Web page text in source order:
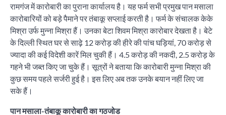
रामगंज में कारोबारी का पुराना कार्यालय है। यह फर्म सभी प्रमुख पान मसाला
कारोबारियों को बड़े पैमाने पर तंबाकू सप्लाई करती है। फर्म के संचालक केके
मिश्रा उर्फ मुन्ना मिश्रा हैं। उनका बेटा शिवम मिश्रा कारोबार देखता है। बेटे
के दिल्ली स्थित घर से साढ़े 12 करोड़ की हीरे की पांच घड़ियां, 70 करोड़ से
ज्यादा की कई विदेशी कारें मिल चुकी हैं। 4.5 करोड़ की नकदी, 2.5 करोड़ के
गहने भी जब्त किए जा चुके हैं। सूत्रों ने बताया कि कारोबारी मुन्ना मिश्रा की
कुछ समय पहले सर्जरी हुई है। इस लिए अब तक उनके बयान नहीं लिए जा
सके हैं।
पान मसाला-तंबाकू कारोबारी का गठजोड